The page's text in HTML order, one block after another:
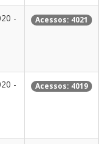
-
Acessos: 4021
-
Acessos: 4019